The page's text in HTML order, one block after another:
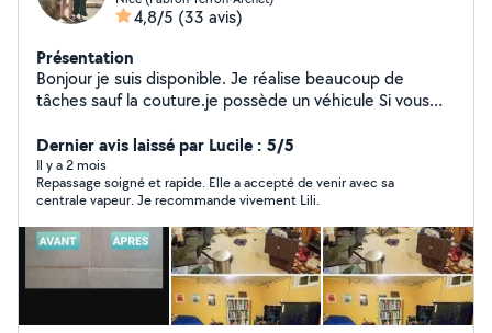
4,8/5 (33 avis)
Présentation
Bonjour je suis disponible. Je réalise beaucoup de
tâches sauf la couture.je possède un véhicule Si vous
contacter Merci d'avance
Dernier avis laissé par Lucile : 5/5
Il y a 2 mois
Repassage soigné et rapide. Elle a accepté de venir avec sa
centrale vapeur. Je recommande vivement Lili.